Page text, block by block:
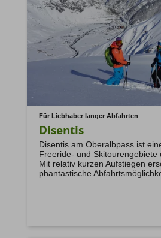
Für Liebhaber langer Abfahrten
Disentis
Disentis am Oberalbpass ist
Freeride- und Skitourengebiete
Mit relativ kurzen Aufstiegen
phantastische